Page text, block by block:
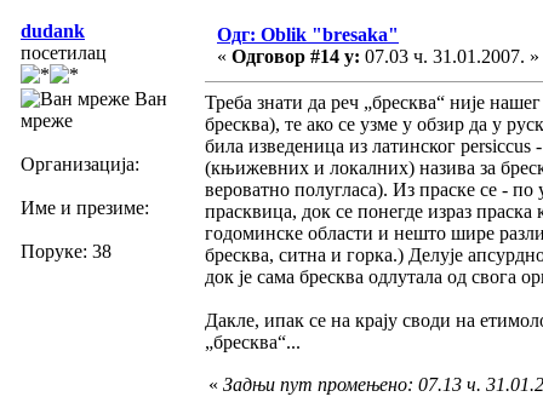
dudank
посетилац
Ван
мреже
Организација:
Име и презиме:
Поруке: 38
Одг: Oblik "bresaka"
« Одговор #14 у: 07.03 ч. 31.01.2007. »
Треба знати да реч „бресква“ није
бресква), те ако се узме у обзир да у
била изведеница из латинског
(књижевних и локалних) назива за
вероватно полугласа). Из праске се - по
прасквица, док се понегде израз
годоминске области и нешто шире
бресква, ситна и горка.) Делује
док је сама бресква одлутала од свога
Дакле, ипак се на крају своди на
„бресква“...
« Задњи пут промењено: 07.13 ч.